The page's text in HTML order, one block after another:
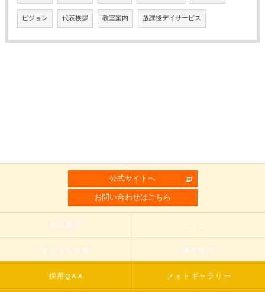
ビジョン 代表挨拶 教室案内 放課後デイサービス
公式サイトへ
お問い合わせはこちら
教室案内 ビジョン
求める人物像 事業案内
採用Q&A フォトギャラリー